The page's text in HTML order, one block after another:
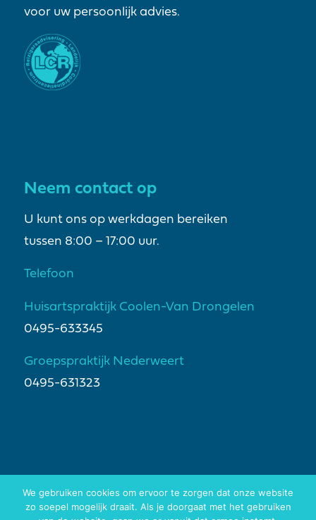
voor uw persoonlijk advies.
Neem contact op
U kunt ons op werkdagen bereiken
tussen 8:00 – 17:00 uur.
Telefoon
Huisartspraktijk Coolen-Van Drongelen
0495-633345
Groepspraktijk Nederweert
0495-631323
We gebruiken cookies om ervoor te zorgen dat onze website
zo soepel mogelijk draait. Als je doorgaat met het gebruiken